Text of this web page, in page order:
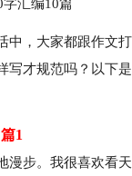
汇编10篇
中，大家都跟作文
写才规范吗？以下
1
漫步。我很喜欢看